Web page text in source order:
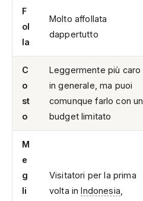
F
ol
la
Molto affollata
dappertutto
C
o
st
o
Leggermente più caro
in generale, ma puoi
comunque farlo con un
budget limitato
M
e
g
li
Visitatori per la prima
volta inIndonesia